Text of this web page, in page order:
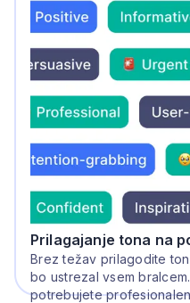
Prilagajanje tona na
Brez težav prilagodite
bo ustrezal vsem
potrebujete